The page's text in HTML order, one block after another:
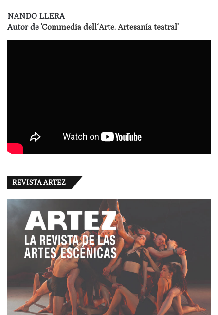
NANDO LLERA
Autor de 'Commedia dell´Arte. Artesanía teatral'
REVISTA ARTEZ